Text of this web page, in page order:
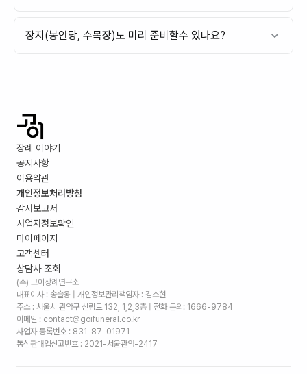
장지(봉안당, 수목장)도 미리 준비할수 있나요?
장례 이야기
공지사항
이용약관
개인정보처리방침
감사보고서
사업자정보확인
마이페이지
고객센터
상담사 조회
(주) 고이장례연구소
대표이사 : 송슬옹 | 개인정보관리책임자 : 김소현
주소 : 서울시 관악구 신림로 132, 1,2,3층 | 전화 문의: 1666-9784
이메일 : contact@goifuneral.co.kr
사업자 등록번호 : 831-87-01971
통신판매업신고번호 : 2021-서울관악-2417